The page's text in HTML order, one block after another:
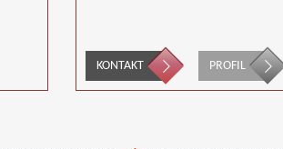
KONTAKT PROFIL